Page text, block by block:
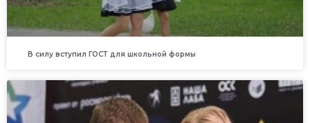
В силу вступил ГОСТ для школьной формы